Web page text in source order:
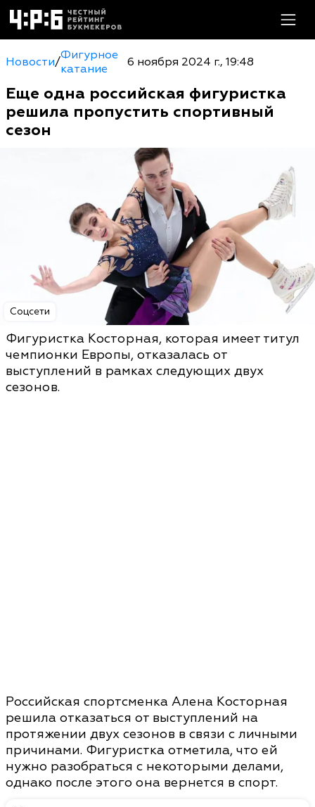
Новости/Фигурное
катание
6 ноября 2024 г., 19:48
Еще одна российская фигуристка
решила пропустить спортивный
сезон
Соцсети
Фигуристка Косторная, которая имеет титул
чемпионки Европы, отказалась от
выступлений в рамках следующих двух
сезонов.
Российская спортсменка Алена Косторная
решила отказаться от выступлений на
протяжении двух сезонов в связи с личными
причинами. Фигуристка отметила, что ей
нужно разобраться с некоторыми делами,
однако после этого она вернется в спорт.